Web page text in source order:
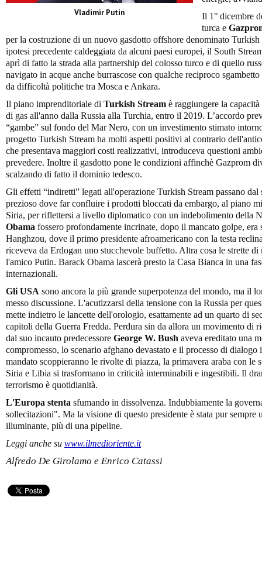
Vladimir Putin
Il 1° dicembre
turca e
per la costruzione di un nuovo gasdotto offshore denominato
ipotesi precedente caldeggiata da alcuni paesi europei, il South
aprì di fatto la strada alla partnership del colosso turco e di quello
navigato in acque anche burrascose con qualche reciproco
da difficoltà politiche tra Mosca e Ankara.
Il piano imprenditoriale di Turkish Stream è raggiungere la
di gas all'anno dalla Russia alla Turchia, entro il 2019. L’accordo
“gambe” sul fondo del Mar Nero, con un investimento stimato
progetto Turkish Stream ha molti aspetti positivi al contrario
che presentava maggiori costi realizzativi, introduceva questioni
prevedere. Inoltre il gasdotto pone le condizioni affinchè Gazprom
scalzando di fatto il dominio tedesco.
Gli effetti “indiretti” legati all'operazione Turkish Stream passano dal
prezioso dove far confluire i prodotti bloccati da embargo, al piano
Siria, per riflettersi a livello diplomatico con un indebolimento della
Obama fossero profondamente incrinate, dopo il mancato golpe,
Hanghzou, dove il primo presidente afroamericano con la testa
riceveva da Erdogan uno stucchevole buffetto. Altra cosa le strette
l'amico Putin. Barack Obama lascerà presto la Casa Bianca in una
internazionali.
Gli USA sono ancora la più grande superpotenza del mondo, ma il
messo discussione. L'acutizzarsi della tensione con la Russia per
mette indietro le lancette dell'orologio, esattamente ad un quarto di
capitoli della Guerra Fredda. Perdura sin da allora un movimento di
dal suo incauto predecessore George W. Bush aveva ereditato una
compromesso, lo scenario afghano devastato e il processo di dialogo
mandato scoppieranno le rivolte di piazza, la primavera araba con
Siria e Libia si trasformano in criticità interminabili e ingestibili. Il
terrorismo è quotidianità.
L'Europa stenta sfumando in dissolvenza. Indubbiamente la
sollecitazioni". Ma la visione di questo presidente è stata pur sempre
illuminante, più di una pipeline.‎
Leggi anche su www.ilmedioriente.it
Alfredo De Girolamo e Enrico Catassi